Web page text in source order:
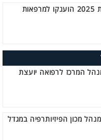
פרסי הצטיינות לשנת 2025 הוענקו למרפאות
המרכז לרפואה יועצת
מכון הפיזיותרפיה במגדל